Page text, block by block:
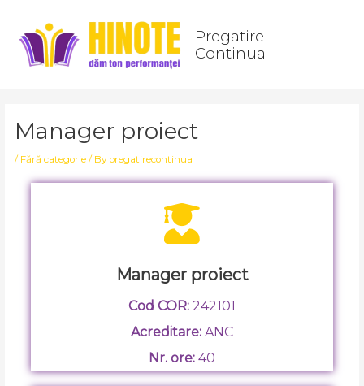
content
Pregatire
Continua
Manager proiect
/ Fără categorie / By pregatirecontinua
Manager proiect
Cod COR: 242101
Acreditare: ANC
Nr. ore: 40
navigation